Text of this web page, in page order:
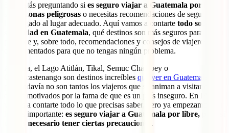
Si te estás preguntando si es seguro viajar a Guatemala por libre
zonas peligrosas o necesitas recomendaciones de seguridad,
has llegado al lugar adecuado. Aquí vamos a contarte todo sobre la
seguridad en Guatemala, qué destinos son más seguros para visitar
por libre y, sobre todo, recomendaciones y consejos de viajeros
experimentados para que no tengas ningún problema.
Antigua, el Lago Atitlán, Tikal, Semuc Champey o
Chichicastenango son destinos increíbles que ver en Guatemala
pero todavía no son tantos los viajeros que se animan a visitarlos,
quizás motivados por la fama de que es un país inseguro. En IATI
vamos a contarte todo lo que precisas saber, pero ya empezamos por
lo más importante: es seguro viajar a Guatemala por libre, pero sí
que es necesario tener ciertas precauciones
.